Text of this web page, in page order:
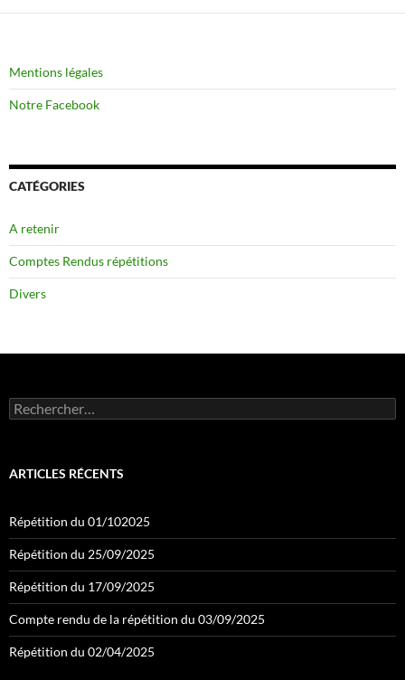
articles
Mentions légales
Notre Facebook
CATÉGORIES
A retenir
Comptes Rendus répétitions
Divers
Rechercher :
ARTICLES RÉCENTS
Répétition du 01/102025
Répétition du 25/09/2025
Répétition du 17/09/2025
Compte rendu de la répétition du 03/09/2025
Répétition du 02/04/2025